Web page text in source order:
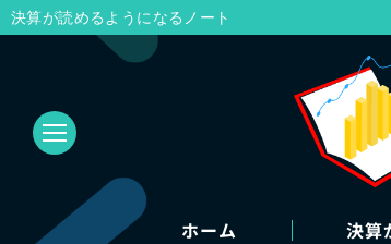
ホーム 決算
決算が読めるようになるノート